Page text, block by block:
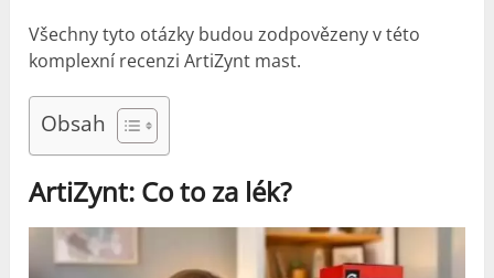
Všechny tyto otázky budou zodpovězeny v této
komplexní recenzi ArtiZynt mast.
Obsah
ArtiZynt: Co to za lék?